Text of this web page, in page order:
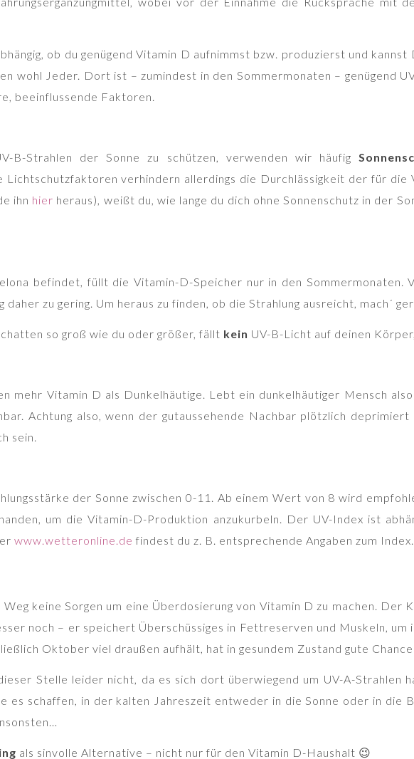
ob du genügend Vitamin D aufnimmst bzw. produzierst und
wohl Jeder. Dort ist – zumindest in den Sommermonaten – genügend
beeinflussende Faktoren.
B-Strahlen der Sonne zu schützen, verwenden wir häufig
Lichtschutzfaktoren verhindern allerdings die Durchlässigkeit der für
ihn hier heraus), weißt du, wie lange du dich ohne Sonnenschutz in der
befindet, füllt die Vitamin-D-Speicher nur in den
daher zu gering. Um heraus zu finden, ob die Strahlung ausreicht, mach´
so groß wie du oder größer, fällt kein UV-B-Licht auf deinen
mehr Vitamin D als Dunkelhäutige. Lebt ein dunkelhäutiger Mensch
Achtung also, wenn der gutaussehende Nachbar plötzlich
sein.
der Sonne zwischen 0-11. Ab einem Wert von 8 wird
um die Vitamin-D-Produktion anzukurbeln. Der UV-Index ist
www.wetteronline.de findest du z. B. entsprechende Angaben zum Index.
keine Sorgen um eine Überdosierung von Vitamin D zu machen.
noch – er speichert Überschüssiges in Fettreserven und Muskeln, um
Oktober viel draußen aufhält, hat in gesundem Zustand gute
Stelle leider nicht, da es sich dort überwiegend um UV-A-Strahlen
es schaffen, in der kalten Jahreszeit entweder in die Sonne oder in
als sinvolle Alternative – nicht nur für den Vitamin D-Haushalt 😉